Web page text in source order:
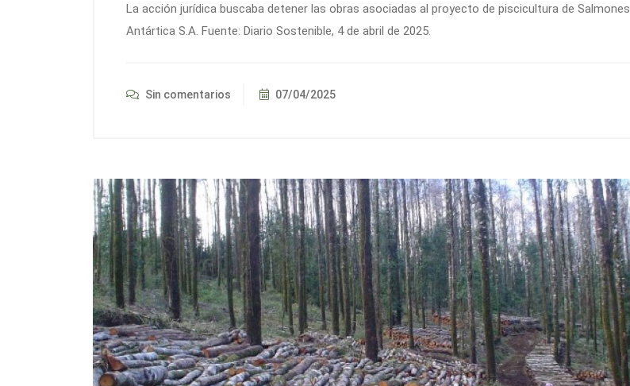
La acción jurídica buscaba detener las obras asociadas al proyecto de piscicultura de Salmones
Antártica S.A. Fuente: Diario Sostenible, 4 de abril de 2025.
Sin comentarios 07/04/2025